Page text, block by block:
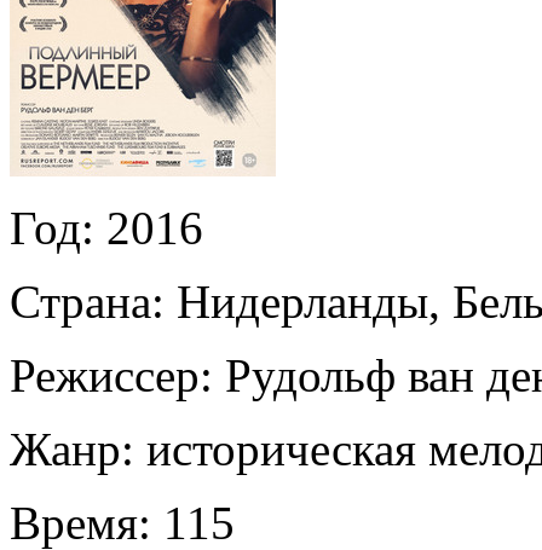
Год: 2016
Страна: Нидерланды,
Режиссер: Рудольф ван
Жанр: историческая
Время: 115